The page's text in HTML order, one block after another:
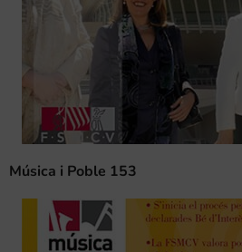
Música i Poble 153